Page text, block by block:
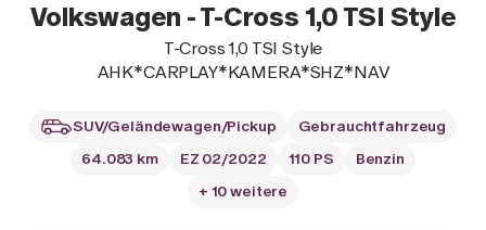
Finanzierung
Informieren
Volkswagen - T-Cross 1,0 TSI Style
T-Cross 1,0 TSI Style
AHK*CARPLAY*KAMERA*SHZ*NAV
SUV/Geländewagen/Pickup
Gebrauchtfahrzeug
64.083 km
EZ 02/2022 110 PS
Benzin
+ 10 weitere